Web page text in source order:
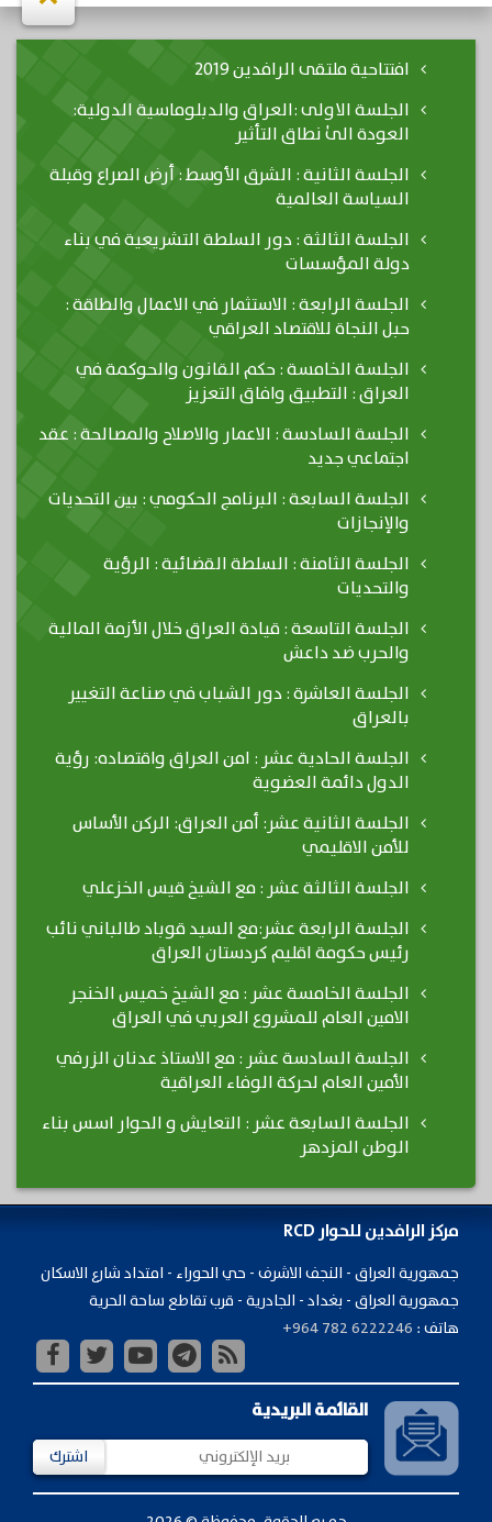
افتتاحية ملتقى الرافدين 2019
الجلسة الاولى :العراق والدبلوماسية الدولية:
العودة الىٰ نطاق التأثير
الجلسة الثانية : الشرق الأوسط : أرض الصراع وقبلة
السياسة العالمية
الجلسة الثالثة : دور السلطة التشريعية في بناء
دولة المؤسسات
الجلسة الرابعة : الاستثمار في الاعمال والطاقة :
حبل النجاة للاقتصاد العراقي
الجلسة الخامسة : حكم القانون والحوكمة في
العراق : التطبيق وافاق التعزيز
الجلسة السادسة : الاعمار والاصلاح والمصالحة : عقد
اجتماعي جديد
الجلسة السابعة : البرنامج الحكومي : بين التحديات
والإنجازات
الجلسة الثامنة : السلطة القضائية : الرؤية
والتحديات
الجلسة التاسعة : قيادة العراق خلال الأزمة المالية
والحرب ضد داعش
الجلسة العاشرة : دور الشباب في صناعة التغيير
بالعراق
الجلسة الحادية عشر : امن العراق واقتصاده: رؤية
الدول دائمة العضوية
الجلسة الثانية عشر: أمن العراق: الركن الأساس
للأمن الاقليمي
الجلسة الثالثة عشر : مع الشيخ قيس الخزعلي
الجلسة الرابعة عشر:مع السيد قوباد طالباني نائب
رئيس حكومة اقليم كردستان العراق
الجلسة الخامسة عشر : مع الشيخ خميس الخنجر
الامين العام للمشروع العربي في العراق
الجلسة السادسة عشر : مع الاستاذ عدنان الزرفي
الأمين العام لحركة الوفاء العراقية
الجلسة السابعة عشر : التعايش و الحوار اسس بناء
الوطن المزدهر
مركز الرافدين للحوار RCD
جمهورية ​العراق - النجف الاشرف - حي الحوراء - امتداد شارع الاسكان
جمهورية العراق - بغداد - الجادرية - قرب تقاطع ساحة الحرية
هاتف : +964 782 6222246
القائمة البريدية
اشترك